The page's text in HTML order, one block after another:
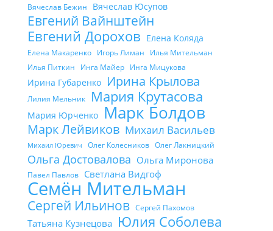
Вячеслав Бежин Вячеслав Юсупов
Евгений Вайнштейн
Евгений Дорохов Елена Коляда
Елена Макаренко Игорь Лиман
Илья Мительман
Илья Питкин
Инга Майер Инга Мицукова
Ирина Губаренко Ирина Крылова
Лилия Мельник Мария Крутасова
Мария Юрченко Марк Болдов
Марк Лейвиков Михаил Васильев
Михаил Юревич Олег Колесников Олег Лакницкий
Ольга Достовалова Ольга Миронова
Павел Павлов Светлана Видгоф
Семён Мительман
Сергей Ильинов Сергей Пахомов
Татьяна Кузнецова Юлия Соболева